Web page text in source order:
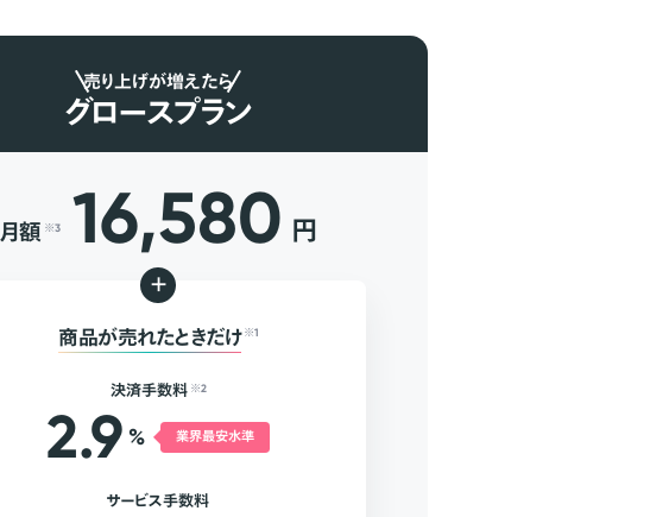
売り上げが増えたら
グロースプラン
月額 ※3 16,580 円
+
商品が売れたときだけ ※1
決済手数料 ※2
2.9 % 業界最安水準
サービス手数料